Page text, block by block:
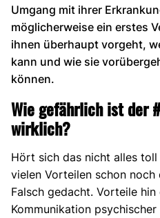
Umgang mit ihrer
möglicherweise ein erstes
ihnen überhaupt vorgeht,
kann und wie sie
können.
Wie gefährlich ist der
wirklich?
Hört sich das nicht alles toll
vielen Vorteilen schon noch
Falsch gedacht. Vorteile hin
Kommunikation